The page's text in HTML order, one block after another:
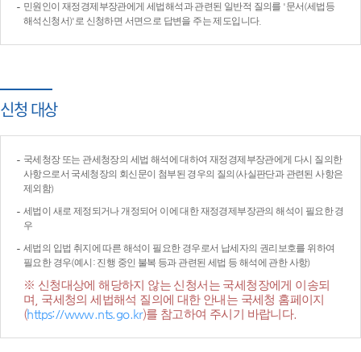
민원인이 재정경제부장관에게 세법해석과 관련된 일반적 질의를 '문서(세법등
해석신청서)'로 신청하면 서면으로 답변을 주는 제도입니다.
신청 대상
국세청장 또는 관세청장의 세법 해석에 대하여 재정경제부장관에게 다시 질의한
사항으로서 국세청장의 회신문이 첨부된 경우의 질의(사실판단과 관련된 사항은
제외함)
세법이 새로 제정되거나 개정되어 이에 대한 재정경제부장관의 해석이 필요한 경
우
세법의 입법 취지에 따른 해석이 필요한 경우로서 납세자의 권리보호를 위하여
필요한 경우(예시: 진행 중인 불복 등과 관련된 세법 등 해석에 관한 사항)
※ 신청대상에 해당하지 않는 신청서는 국세청장에게 이송되
며, 국세청의 세법해석 질의에 대한 안내는 국세청 홈페이지
(https://www.nts.go.kr)를 참고하여 주시기 바랍니다.